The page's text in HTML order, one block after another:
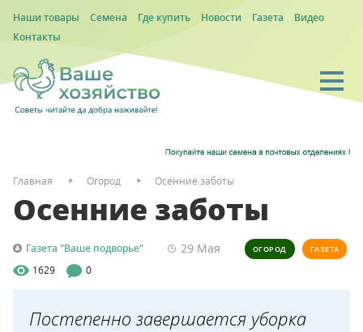
Наши товары Семена Где купить Новости Газета
Видео
Контакты
Главная Огород Осенние заботы
Осенние заботы
Газета "Ваше подворье" 29 Мая ОГОРОД ГАЗЕТА
1629 0
Постепенно завершается уборка